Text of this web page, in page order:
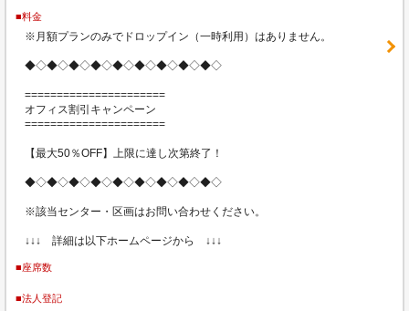
■料金
※月額プランのみでドロップイン（一時利用）はありません。
◆◇◆◇◆◇◆◇◆◇◆◇◆◇◆◇◆◇
======================
オフィス割引キャンペーン
======================
【最大50％OFF】上限に達し次第終了！
◆◇◆◇◆◇◆◇◆◇◆◇◆◇◆◇◆◇
※該当センター・区画はお問い合わせください。
↓↓↓ 詳細は以下ホームページから ↓↓↓
■座席数
■法人登記